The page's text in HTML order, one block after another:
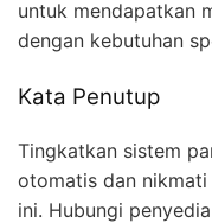
untuk mendapatkan
dengan kebutuhan
Kata Penutup
Tingkatkan sistem
otomatis dan
ini. Hubungi